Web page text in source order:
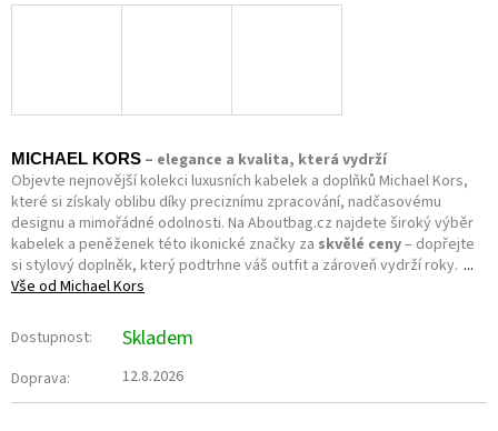
MICHAEL KORS – elegance a kvalita, která vydrží
Objevte nejnovější kolekci luxusních kabelek a doplňků Michael Kors,
které si získaly oblibu díky preciznímu zpracování, nadčasovému
designu a mimořádné odolnosti. Na Aboutbag.cz najdete široký výběr
kabelek a peněženek této ikonické značky za skvělé ceny– dopřejte
si stylový doplněk, který podtrhne váš outfit a zároveň vydrží roky.
Vše odMichael Kors
Dostupnost: Skladem
Doprava: 12.8.2026